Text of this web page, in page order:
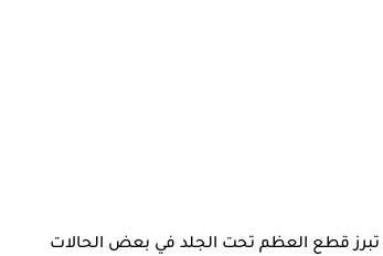
تبرز قطع العظم تحت الجلد في بعض الحالات